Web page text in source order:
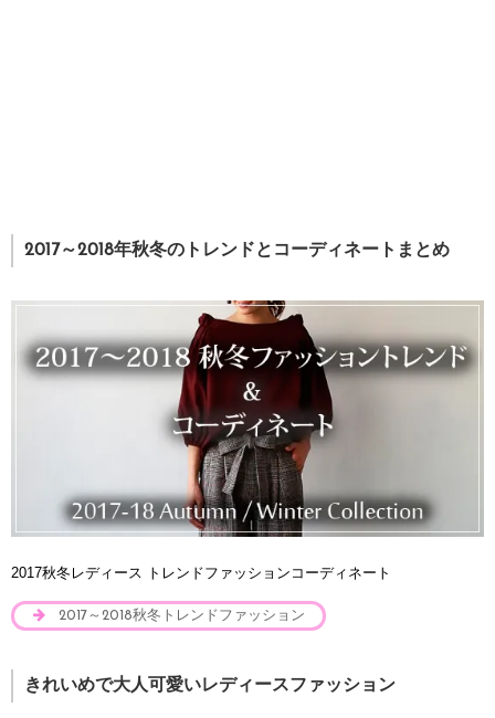
2017～2018年秋冬のトレンドとコーディネートまとめ
2017秋冬レディース トレンドファッションコーディネート
2017～2018秋冬トレンドファッション
きれいめで大人可愛いレディースファッション